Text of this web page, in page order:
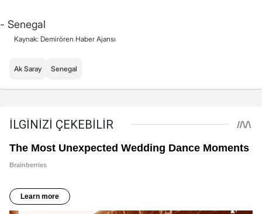
- Senegal
Kaynak: Demirören Haber Ajansı
Ak Saray Senegal